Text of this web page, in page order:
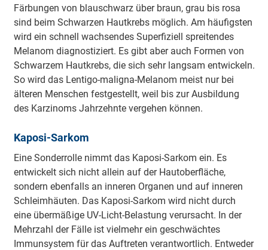
Färbungen von blauschwarz über braun, grau bis rosa
sind beim Schwarzen Hautkrebs möglich. Am häufigsten
wird ein schnell wachsendes Superfiziell spreitendes
Melanom diagnostiziert. Es gibt aber auch Formen von
Schwarzem Hautkrebs, die sich sehr langsam entwickeln.
So wird das Lentigo-maligna-Melanom meist nur bei
älteren Menschen festgestellt, weil bis zur Ausbildung
des Karzinoms Jahrzehnte vergehen können.
Kaposi-Sarkom
Eine Sonderrolle nimmt das Kaposi-Sarkom ein. Es
entwickelt sich nicht allein auf der Hautoberfläche,
sondern ebenfalls an inneren Organen und auf inneren
Schleimhäuten. Das Kaposi-Sarkom wird nicht durch
eine übermäßige UV-Licht-Belastung verursacht. In der
Mehrzahl der Fälle ist vielmehr ein geschwächtes
Immunsystem für das Auftreten verantwortlich. Entweder